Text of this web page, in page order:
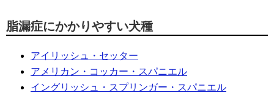
脂漏症にかかりやすい犬種
アイリッシュ・セッター
アメリカン・コッカー・スパニエル
イングリッシュ・スプリンガー・スパニエル